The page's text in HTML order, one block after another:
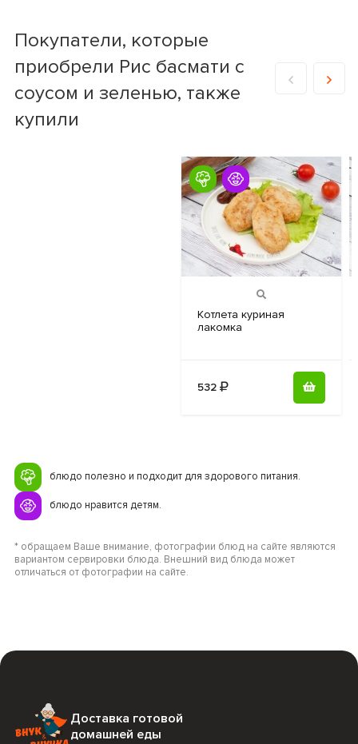
Покупатели, которые
приобрели Рис басмати с
соусом и зеленью, также
купили
Котлета куриная
лакомка
532
блюдо полезно и подходит для здорового питания.
блюдо нравится детям.
* обращаем Ваше внимание, фотографии блюд на сайте являются
вариантом сервировки блюда. Внешний вид блюда может
отличаться от фотографии на сайте.
Доставка готовой
домашней еды